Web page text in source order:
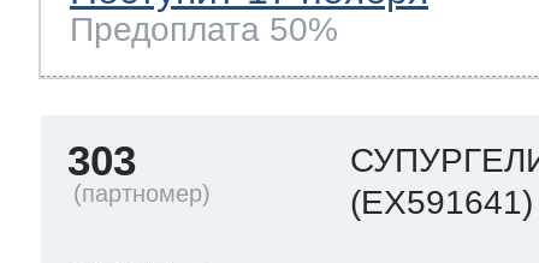
Предоплата 50%
303
(EX591641)